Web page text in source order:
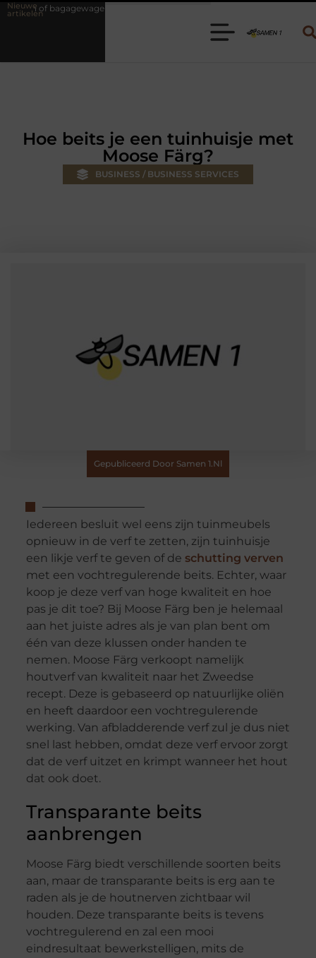
Nieuwe
artikelen
huren? Kies de juiste aanhanger voor jouw klus
Hoe beits je een tuinhuisje met
Moose Färg?
BUSINESS / BUSINESS SERVICES
Gepubliceerd Door Samen 1.nl
Iedereen besluit wel eens zijn tuinmeubels
opnieuw in de verf te zetten, zijn tuinhuisje
een likje verf te geven of de schutting verven
met een vochtregulerende beits. Echter, waar
koop je deze verf van hoge kwaliteit en hoe
pas je dit toe? Bij Moose Färg ben je helemaal
aan het juiste adres als je van plan bent om
één van deze klussen onder handen te
nemen. Moose Färg verkoopt namelijk
houtverf van kwaliteit naar het Zweedse
recept. Deze is gebaseerd op natuurlijke oliën
en heeft daardoor een vochtregulerende
werking. Van afbladderende verf zul je dus niet
snel last hebben, omdat deze verf ervoor zorgt
dat de verf uitzet en krimpt wanneer het hout
dat ook doet.
Transparante beits
aanbrengen
Moose Färg biedt verschillende soorten beits
aan, maar de transparante beits is erg aan te
raden als je de houtnerven zichtbaar wil
houden. Deze transparante beits is tevens
vochtregulerend en zal een mooi
eindresultaat bewerkstelligen, mits de